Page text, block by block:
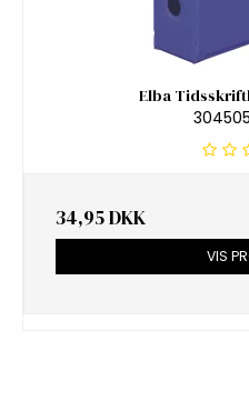
Elba
34,95 DKK
VIS